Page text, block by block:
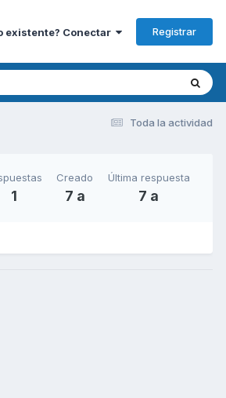
existente? Conectar Registrar
Toda la actividad
1
Creado
7 a
Última respuesta
7 a